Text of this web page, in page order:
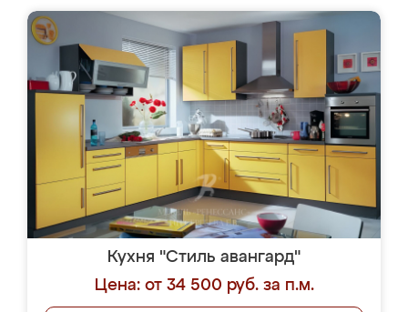
Кухня "Стиль авангард"
Цена: от 34 500 руб. за п.м.